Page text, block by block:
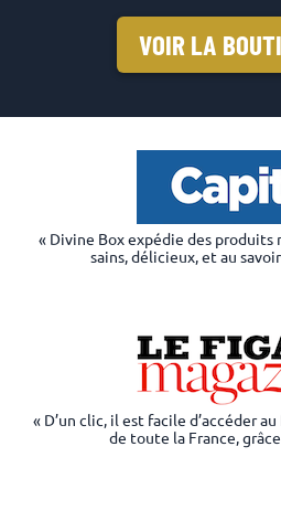
VOIR LA
« Divine Box expédie des produits
sains, délicieux, et au
« D’un clic, il est facile d’accéder
de toute la France,